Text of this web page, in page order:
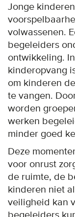
Jonge
volwassenen.
begeleiders
ontwikkeling.
kinderopvang
om kinderen
te vangen.
worden
werken
minder goed
Deze
voor onrust
de ruimte, de
kinderen niet
veiligheid kan